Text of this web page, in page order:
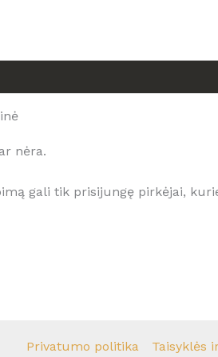
nėra.
gali tik prisijungę pirkėjai,
Privatumo politika Taisyklės